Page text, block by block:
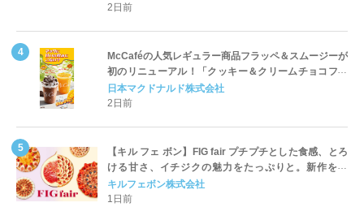
2日前
McCaféの人気レギュラー商品フラッペ＆スムージーが
初のリニューアル！「クッキー＆クリームチョコフラ
ッペ」「マンゴースムージー」8月5日（水）から販売
開始
日本マクドナルド株式会社
2日前
【キル フェ ボン】FIG fair プチプチとした食感、とろ
ける甘さ、イチジクの魅力をたっぷりと。新作を含
め、イチジク尽くしの全4種が登場8月20日（木）スタ
ート
キルフェボン株式会社
1日前